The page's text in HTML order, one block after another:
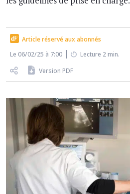
Article réservé aux abonnés
Le 06/02/25 à 7:00
Lecture 2 min.
Version PDF